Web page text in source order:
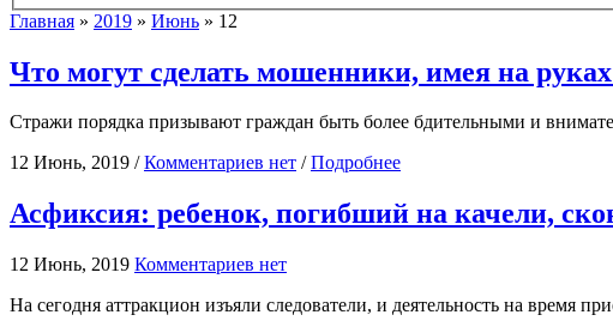
Главная » 2019 » Июнь » 12
Что могут сделать мошенники, имея на
Стражи порядка призывают граждан быть более бдительными и
12 Июнь, 2019 /Комментариев нет /Подробнее
Асфиксия: ребенок, погибший на качели,
12 Июнь, 2019 Комментариев нет
На сегодня аттракцион изъяли следователи, и деятельность на время